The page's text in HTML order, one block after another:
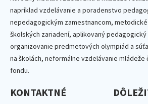
napríklad vzdelávanie a poradenstvo
nepedagogickým zamestnancom,
školských zariadení, aplikovaný pedagogický
organizovanie predmetových olympiád a
na školách, neformálne vzdelávanie mládeže
fondu.
KONTAKTNÉ